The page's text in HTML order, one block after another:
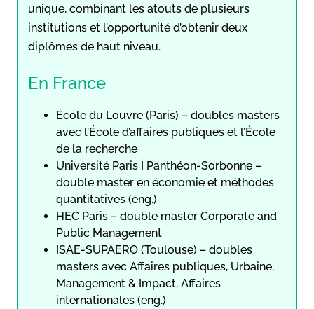
unique, combinant les atouts de plusieurs
institutions et l’opportunité d’obtenir deux
diplômes de haut niveau.
En France
École du Louvre (Paris) – doubles masters
avec l’École d’affaires publiques et l’École
de la recherche
Université Paris I Panthéon-Sorbonne –
double master en économie et méthodes
quantitatives (eng.)
HEC Paris – double master Corporate and
Public Management
ISAE-SUPAERO (Toulouse) – doubles
masters avec Affaires publiques, Urbaine,
Management & Impact, Affaires
internationales (eng.)